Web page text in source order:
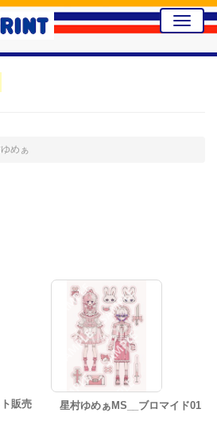
Toggle
めぁ
販売 星村ゆめぁMS__ブロマイド01